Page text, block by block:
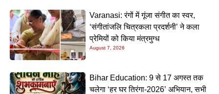
Varanasi: रंगों में गूंजा संगीत का स्वर,
‘संगीतांजलि चित्रकला प्रदर्शनी’ ने कला
प्रेमियों को किया मंत्रमुग्ध
August 7, 2026
Bihar Education: 9 से 17 अगस्त तक
चलेगा ‘हर घर तिरंगा-2026’ अभियान, सभी